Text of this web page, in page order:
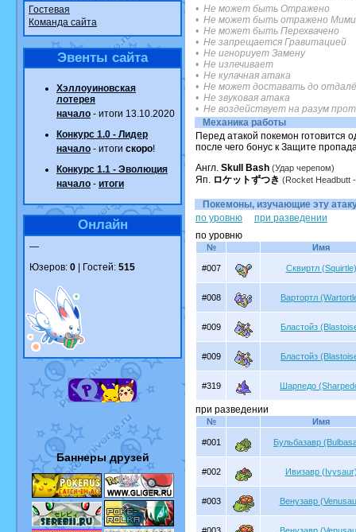
Гостевая
Команда сайта
Эвенты сайта
Хэллоуиновская
лотерея
начало - итоги 13.10.2020
Конкурс 1.0 - Лидер
начало - итоги скоро!
Конкурс 1.1 - Эволюция
начало - итоги
Онлайн
—
Юзеров: 0 | Гостей: 515
Баннеры друзей
• Не может быть Отражено
• Не может быть отражено
• Не может быть Перехвачено
• Не запрещается Гравитацией
• Не игнориует Замену
• Не излечивает
• Не кулачная атака
• Не может доставать до
• Не звуковая атака
• Не воздействует на разум
Механика работы
Перед атакой покемон готовится
после чего бонус к Защите
Англ. Skull Bash (Удар черепом)
Яп. ロケットずつき (Rocket Headbutt
Покемоны, изучающие эту
по уровню
при разведении
по уровню
№ Имя
#007 Сквиртл (Squirtle)
#008 Вартортл
#009 Бластойз
#009 Бластойз
#319 Шарпедо
при разведении
№ Имя
#001 Бульбазавр
#002 Ивизавр
#003 Венузавр